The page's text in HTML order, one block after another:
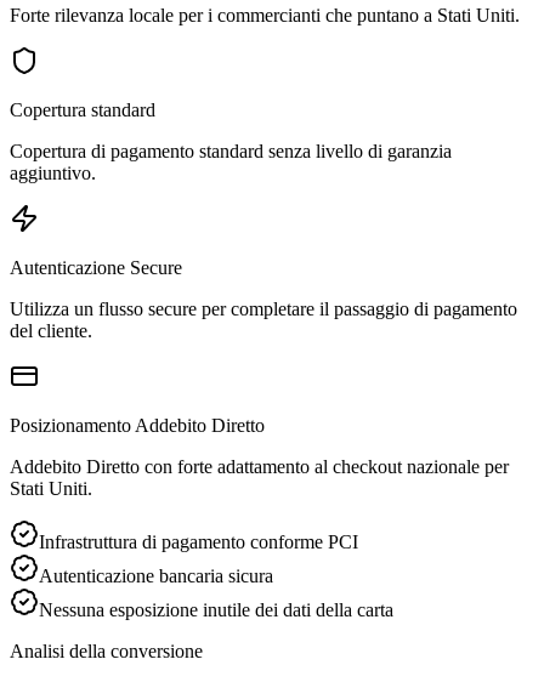
Forte rilevanza locale per i commercianti che puntano a Stati Uniti.
Copertura standard
Copertura di pagamento standard senza livello di garanzia
aggiuntivo.
Autenticazione Secure
Utilizza un flusso secure per completare il passaggio di pagamento
del cliente.
Posizionamento Addebito Diretto
Addebito Diretto con forte adattamento al checkout nazionale per
Stati Uniti.
Infrastruttura di pagamento conforme PCI
Autenticazione bancaria sicura
Nessuna esposizione inutile dei dati della carta
Analisi della conversione